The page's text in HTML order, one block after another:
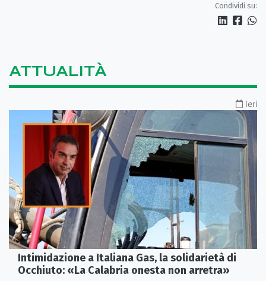
Condividi su:
ATTUALITÀ
Ieri
Intimidazione a Italiana Gas, la solidarietà di
Occhiuto: «La Calabria onesta non arretra»